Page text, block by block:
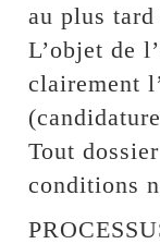
au plus
L’objet de
clairement
Tout
conditions